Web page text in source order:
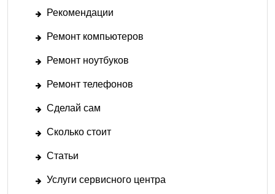
Рекомендации
Ремонт компьютеров
Ремонт ноутбуков
Ремонт телефонов
Сделай сам
Сколько стоит
Статьи
Услуги сервисного центра